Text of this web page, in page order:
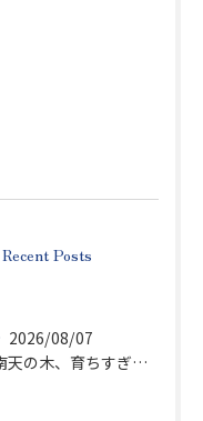
Recent Posts
2026/08/07
南天の木、育ちすぎます…笑